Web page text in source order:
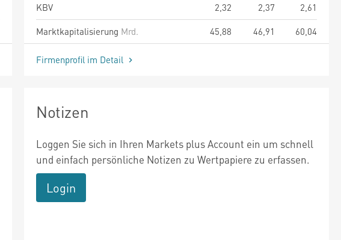
KBV
2,32 2,37
2,61
Marktkapitalisierung Mrd. 45,88 46,91 60,04
Firmenprofil im Detail
Notizen
Loggen Sie sich in Ihren Markets plus Account ein um schnell
und einfach persönliche Notizen zu Wertpapiere zu erfassen.
Login